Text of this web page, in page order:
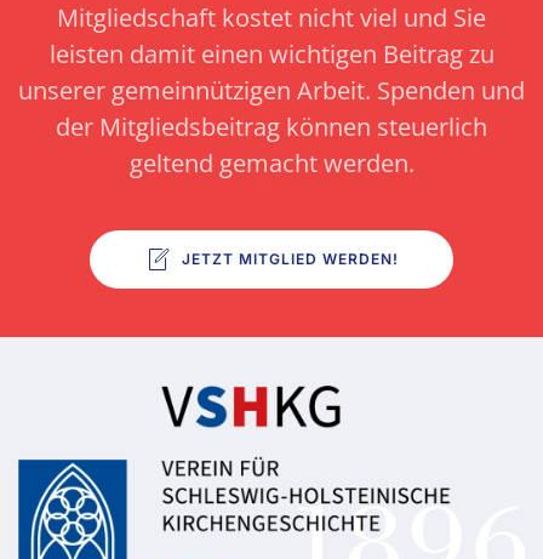
Mitgliedschaft kostet nicht viel und Sie
leisten damit einen wichtigen Beitrag zu
unserer gemeinnützigen Arbeit. Spenden und
der Mitgliedsbeitrag können steuerlich
geltend gemacht werden.
JETZT MITGLIED WERDEN!